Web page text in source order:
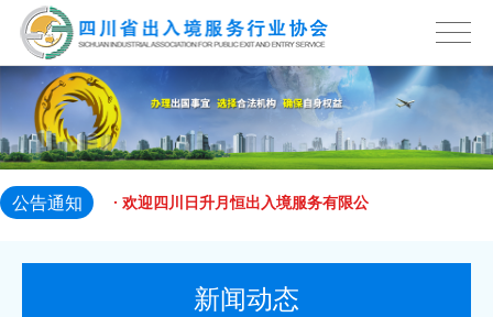
公告通知
加入四川 2023-12-13
· 欢迎成都嘉德环宇商务信息咨询有限
公司加入 2023-12-13
· 欢迎成都英联瑞钰贸易有限公司加入
四川省出 2023-12-13
· 欢迎四川日升月恒出入境服务有限公
司加入四 2023-12-13
· 欢迎四川美程睿途国际教育咨询有限
新闻动态